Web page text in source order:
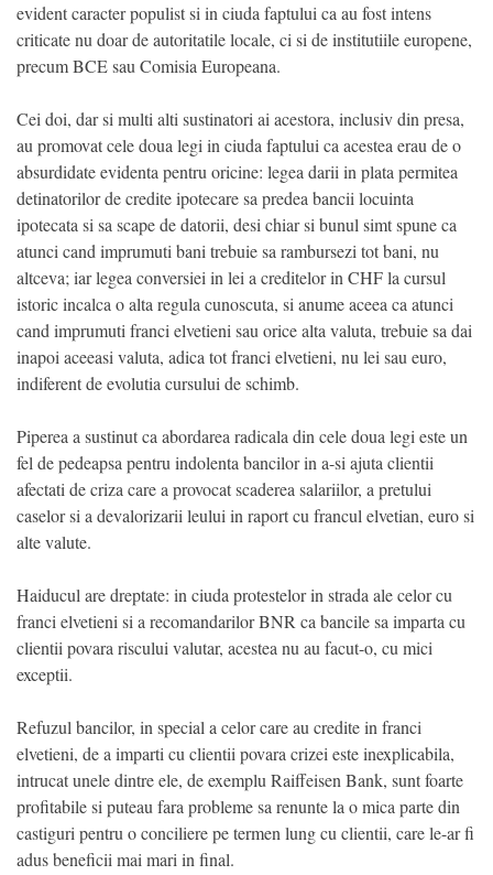
evident caracter populist si in ciuda faptului ca au fost intens
criticate nu doar de autoritatile locale, ci si de institutiile europene,
precum BCE sau Comisia Europeana.
Cei doi, dar si multi alti sustinatori ai acestora, inclusiv din presa,
au promovat cele doua legi in ciuda faptului ca acestea erau de o
absurdidate evidenta pentru oricine: legea darii in plata permitea
detinatorilor de credite ipotecare sa predea bancii locuinta
ipotecata si sa scape de datorii, desi chiar si bunul simt spune ca
atunci cand imprumuti bani trebuie sa rambursezi tot bani, nu
altceva; iar legea conversiei in lei a creditelor in CHF la cursul
istoric incalca o alta regula cunoscuta, si anume aceea ca atunci
cand imprumuti franci elvetieni sau orice alta valuta, trebuie sa dai
inapoi aceeasi valuta, adica tot franci elvetieni, nu lei sau euro,
indiferent de evolutia cursului de schimb.
Piperea a sustinut ca abordarea radicala din cele doua legi este un
fel de pedeapsa pentru indolenta bancilor in a-si ajuta clientii
afectati de criza care a provocat scaderea salariilor, a pretului
caselor si a devalorizarii leului in raport cu francul elvetian, euro si
alte valute.
Haiducul are dreptate: in ciuda protestelor in strada ale celor cu
franci elvetieni si a recomandarilor BNR ca bancile sa imparta cu
clientii povara riscului valutar, acestea nu au facut-o, cu mici
exceptii.
Refuzul bancilor, in special a celor care au credite in franci
elvetieni, de a imparti cu clientii povara crizei este inexplicabila,
intrucat unele dintre ele, de exemplu Raiffeisen Bank, sunt foarte
profitabile si puteau fara probleme sa renunte la o mica parte din
castiguri pentru o conciliere pe termen lung cu clientii, care le-ar fi
adus beneficii mai mari in final.